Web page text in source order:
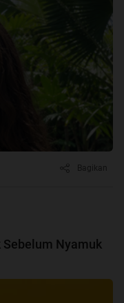
Bagikan
Sebelum Nyamuk